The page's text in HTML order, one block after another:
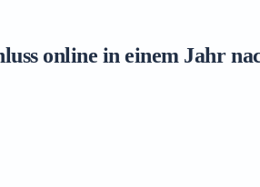
online in einem Jahr